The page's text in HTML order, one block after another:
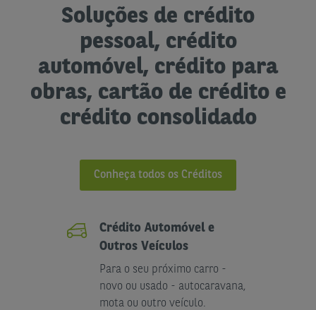
Soluções de crédito
pessoal, crédito
automóvel, crédito para
obras, cartão de crédito e
crédito consolidado
Conheça todos os Créditos
Crédito Automóvel e
Outros Veículos
Para o seu próximo carro -
novo ou usado - autocaravana,
mota ou outro veículo.